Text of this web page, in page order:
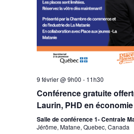
9 février @ 9h00 - 11h30
Conférence gratuite
Laurin, PHD en économie
Salle de conférence 1- Centrale
Jérôme, Matane, Quebec, Canada